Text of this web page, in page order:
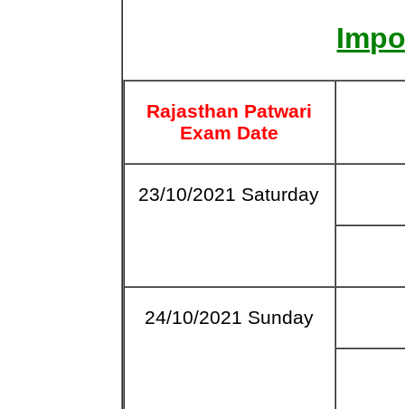
Rajasthan Patwari
Exam Date
23/10/2021 Saturday
24/10/2021 Sunday